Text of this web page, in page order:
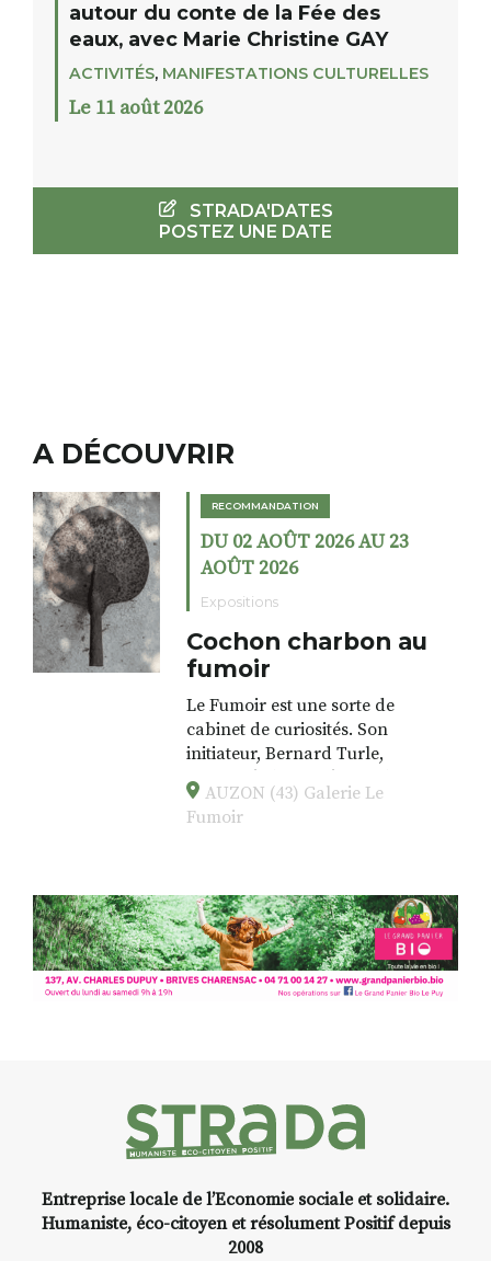
autour du conte de la Fée des
eaux, avec Marie Christine GAY
ACTIVITÉS, MANIFESTATIONS CULTURELLES
Le 11 août 2026
STRADA'DATES
POSTEZ UNE DATE
A DÉCOUVRIR
RECOMMANDATION
DU 02 AOÛT 2026 AU 23
AOÛT 2026
Expositions
Cochon charbon au
fumoir
Le Fumoir est une sorte de
cabinet de curiosités. Son
initiateur, Bernard Turle,
s’amuse à donner à voir des
associations fertiles, graves ou
drôles, parfois fumeuses. Des
foutraques du lieu (on ne spoile
pas). Quant à
l’installation.Cochon Charbon,
elle joue
avec les.variations.de.couleurs.
d’Auzon, cette expo-
installation temporaire vous
livre une raison de plus d’aller
faire un tour dans la cité
médiévale du Brivadois cet été.
AUZON (43) Galerie Le
Fumoir
Entreprise locale de l’Economie sociale et solidaire.
Humaniste, éco-citoyen et résolument Positif depuis
2008